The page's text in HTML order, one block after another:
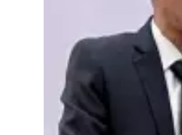
مسابقة أمير
الشعراء، اليوم السبت
المرحلة النهائية من ال...